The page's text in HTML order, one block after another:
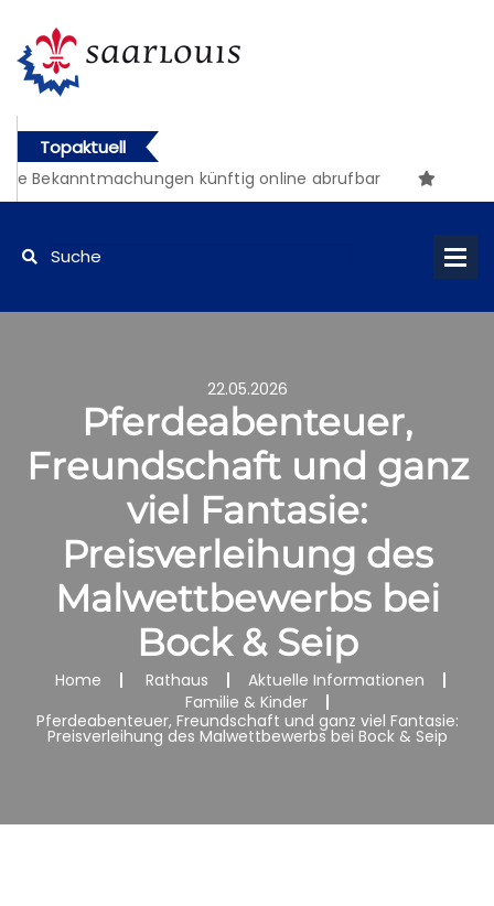
Topaktuell
Bekanntmachungen künftig online abrufbar
22.05.2026
Pferdeabenteuer,
Freundschaft und ganz
viel Fantasie:
Preisverleihung des
Malwettbewerbs bei
Bock & Seip
Home Rathaus
Aktuelle Informationen
Familie & Kinder
Pferdeabenteuer, Freundschaft und ganz viel Fantasie:
Preisverleihung des Malwettbewerbs bei Bock & Seip